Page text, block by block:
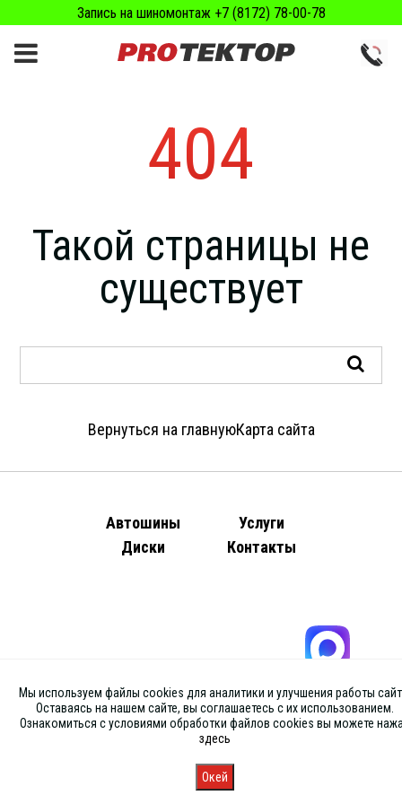
Запись на шиномонтаж +7 (8172) 78-00-78
404
Такой страницы не
существует
Вернуться на главнуюКарта сайта
Автошины
Диски
Услуги
Контакты
Запись
Мы используем файлы cookies для аналитики и улучшения работы
Оставаясь на нашем сайте, вы соглашаетесь с их использованием.
Ознакомиться с условиями обработки файлов cookies вы можете
здесь
Окей